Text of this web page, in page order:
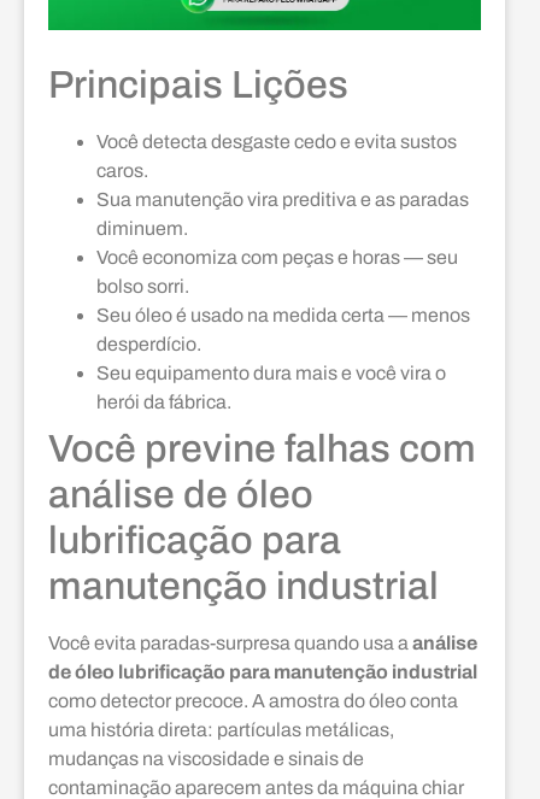
Principais Lições
Você detecta desgaste cedo e evita sustos
caros.
Sua manutenção vira preditiva e as paradas
diminuem.
Você economiza com peças e horas — seu
bolso sorri.
Seu óleo é usado na medida certa — menos
desperdício.
Seu equipamento dura mais e você vira o
herói da fábrica.
Você previne falhas com
análise de óleo
lubrificação para
manutenção industrial
Você evita paradas-surpresa quando usa a análise
de óleo lubrificação para manutenção industrial
como detector precoce. A amostra do óleo conta
uma história direta: partículas metálicas,
mudanças na viscosidade e sinais de
contaminação aparecem antes da máquina chiar